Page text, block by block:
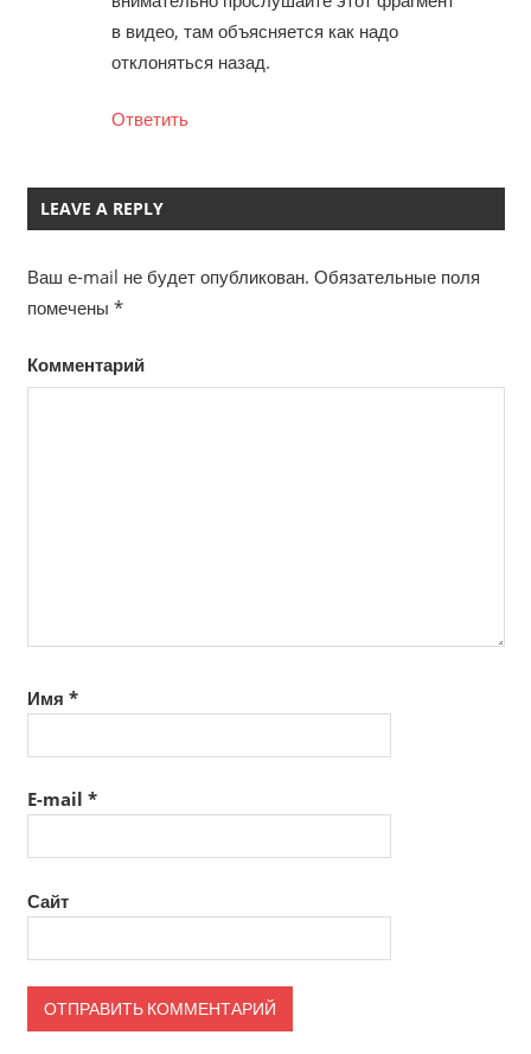
в видео, там объясняется как надо
отклоняться назад.
Ответить
LEAVE A REPLY
Ваш e-mail не будет опубликован. Обязательные поля
помечены *
Комментарий
Имя *
E-mail *
Сайт